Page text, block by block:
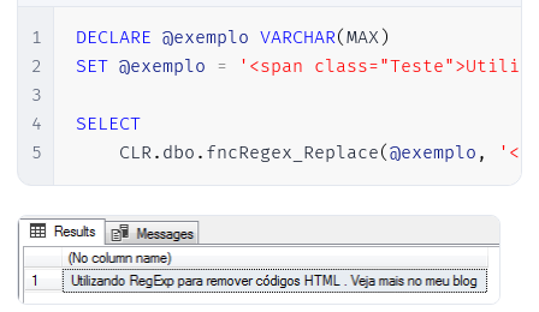
1
2
3
4
5
DECLARE @exemplo VARCHAR(MAX)
SET @exemplo = '<span
SELECT
    CLR
. dbo . fncRegex_Replace(@exemplo ,